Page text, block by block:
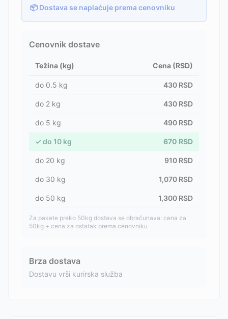
📦 Dostava se naplaćuje prema cenovniku
Cenovnik dostave
Težina (kg) Cena (RSD)
do 0.5 kg 430 RSD
do 2 kg 430 RSD
do 5 kg 490 RSD
✓ do 10 kg 670 RSD
do 20 kg 910 RSD
do 30 kg 1,070 RSD
do 50 kg 1,300 RSD
Za pakete preko 50kg dostava se obračunava: cena za
50kg + cena za ostatak prema cenovniku
Brza dostava
Dostavu vrši kurirska služba